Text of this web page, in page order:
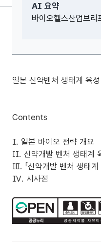
AI 요약
바이오헬스산업브
일본 신약벤처 생태계 육
Contents
Ⅰ. 일본 바이오 전략 개요
Ⅱ. 신약개발 벤처 생태계
Ⅲ. 「신약개발 벤처 생태계
Ⅳ. 시사점